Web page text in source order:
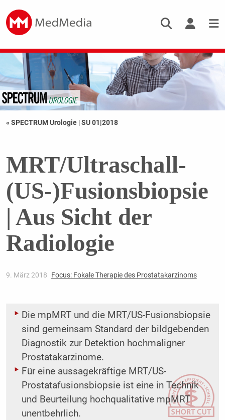
« SPECTRUM Urologie |SU 01|2018
MRT/Ultraschall-
(US-)Fusionsbiopsie
| Aus Sicht der
Radiologie
9. März 2018 Focus: Fokale Therapie des Prostatakarzinoms
Die mpMRT und die MRT/US-Fusionsbiopsie
sind gemeinsam Standard der bildgebenden
Diagnostik zur Detektion hochmaligner
Prostatakarzinome.
Für eine aussagekräftige MRT/US-
Prostatafusionsbiopsie ist eine in Technik
und Beurteilung hochqualitative mpMRT
unentbehrlich.